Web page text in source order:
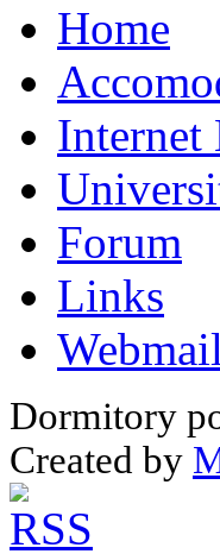
Home
Internet
Forum
Links
Webmail
Dormitory
Created by